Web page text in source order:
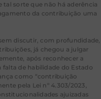
tal sorte que não há aderência
da contribuição uma
discutir, com profundidade,
já chegou a julgar
após reconhecer a
falta de habilidade do Estado
como “contribuição
pela Lei nº 4.303/2023,
ajuizadas